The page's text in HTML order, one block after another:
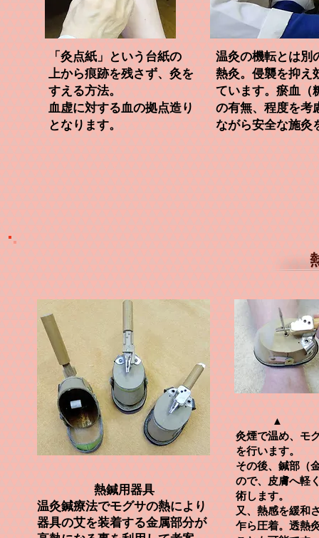
「灸点紙」という台紙の
上から痕跡を残さず、灸を
すえる方法。
血虚に​対する血の拠点造り
となります。
温灸の機転とは別
熱灸。侵襲を抑え
ています。瘀血（
の有無、​程度を考
ながら安全な施灸
熱鍼用器具
温灸鍼療法でモグサの熱により
器具の艾を装着する金属部分が
▲
灸煙で​温め、モ
を行います。
その後、鍼部（
ので、皮膚へ軽
術します。
又、 熱感を緩和
乍ら圧着。 透熱